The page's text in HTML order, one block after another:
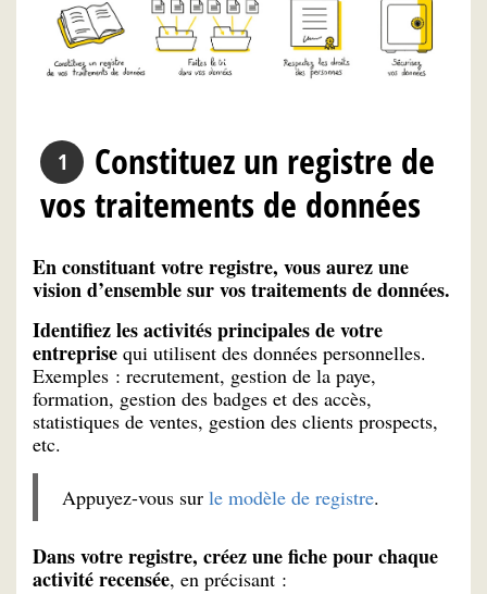
Constituez un registre de
vos traitements de données
En constituant votre registre, vous aurez une
vision d’ensemble sur vos traitements de données.
Identifiez les activités principales de votre
entreprise qui utilisent des données personnelles.
Exemples : recrutement, gestion de la paye,
formation, gestion des badges et des accès,
statistiques de ventes, gestion des clients prospects,
etc.
Appuyez-vous sur le modèle de registre.
Dans votre registre, créez une fiche pour chaque
activité recensée, en précisant :